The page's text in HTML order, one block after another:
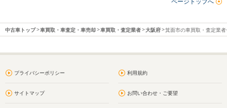
ページトップへ
中古車トップ 車買取・車査定・車売却 車買取・査定業者 大阪府 箕面市の車買取・査定業者
プライバシーポリシー 利用規約
サイトマップ お問い合わせ・ご要望